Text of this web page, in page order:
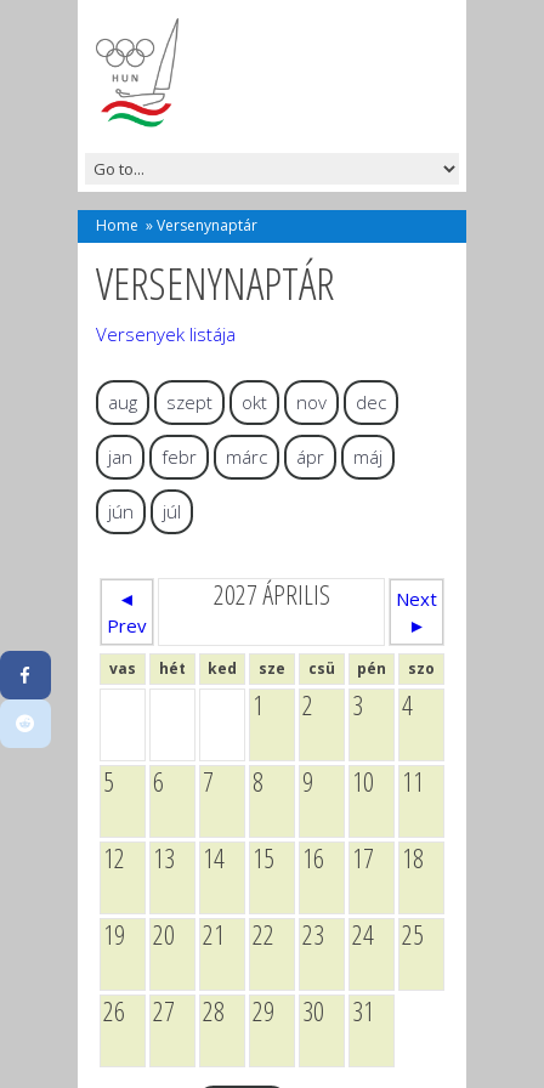
Home »Versenynaptár
VERSENYNAPTÁR
Versenyek listája
aug szept okt nov dec
jan febr márc ápr máj
jún júl
◄
Prev
2027 ÁPRILIS
Next
►
vas hét ked sze csü pén szo
1 2 3 4
5 6 7 8 9 10 11
12 13 14 15 16 17 18
19 20 21 22 23 24 25
26 27 28 29 30 31